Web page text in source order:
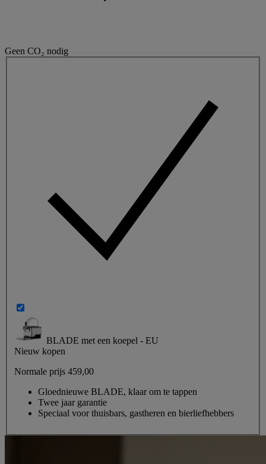
Geen CO₂ nodig
BLADE met een koepel - EU
Nieuw kopen
Normale prijs 459,00
Gloednieuwe BLADE, klaar om te tappen
Twee jaar garantie
Speciaal voor thuisbars, gastheren en bierliefhebbers